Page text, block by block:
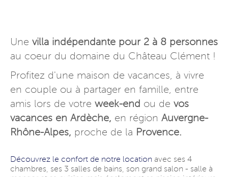
Une villa indépendante pour 2 à 8 personnes
au coeur du domaine du Château Clément !
Profitez d'une maison de vacances, à vivre
en couple ou à partager en famille, entre
amis lors de votre week-end ou de vos
vacances en Ardèche, en région Auvergne-
Rhône-Alpes, proche de la Provence.
Découvrez le confort de notre location avec ses 4
chambres, ses 3 salles de bains, son grand salon - salle à